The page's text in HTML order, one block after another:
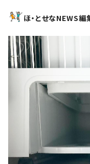
ほ・とせなNEWS編